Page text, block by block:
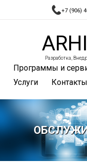
+7 (906)
Разработка,
Программы и
Услуги
Контакты